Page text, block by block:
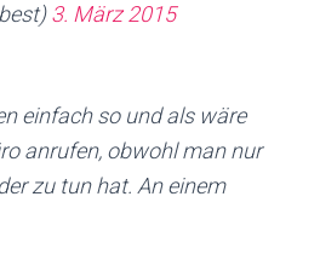
3. März 2015
einfach so und als wäre
anrufen, obwohl man nur
zu tun hat. An einem